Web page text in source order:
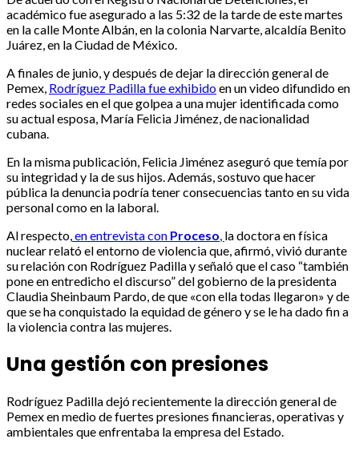
académico fue asegurado a las 5:32 de la tarde de este martes
en la calle Monte Albán, en la colonia Narvarte, alcaldía Benito
Juárez, en la Ciudad de México.
A finales de junio, y después de dejar la dirección general de
Pemex, Rodríguez Padilla fue exhibidoen un video difundido en
redes sociales en el que golpea a una mujer identificada como
su actual esposa, María Felicia Jiménez, de nacionalidad
cubana.
En la misma publicación, Felicia Jiménez aseguró que temía por
su integridad y la de sus hijos. Además, sostuvo que hacer
pública la denuncia podría tener consecuencias tanto en su vida
personal como en la laboral.
Al respecto, en entrevista con Proceso la doctora en física
nuclear relató el entorno de violencia que, afirmó, vivió durante
su relación con Rodríguez Padilla y señaló que el caso “también
pone en entredicho el discurso” del gobierno de la presidenta
Claudia Sheinbaum Pardo, de que «con ella todas llegaron» y de
que se ha conquistado la equidad de género y se le ha dado fin a
la violencia contra las mujeres.
Una gestión con presiones
Rodríguez Padilla dejó recientemente la dirección general de
Pemex en medio de fuertes presiones financieras, operativas y
ambientales que enfrentaba la empresa del Estado.